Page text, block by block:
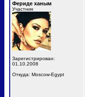
Фериде ханым
Участник
Зарегистрирован:
01.10.2008
Откуда: Moscow-Egypt